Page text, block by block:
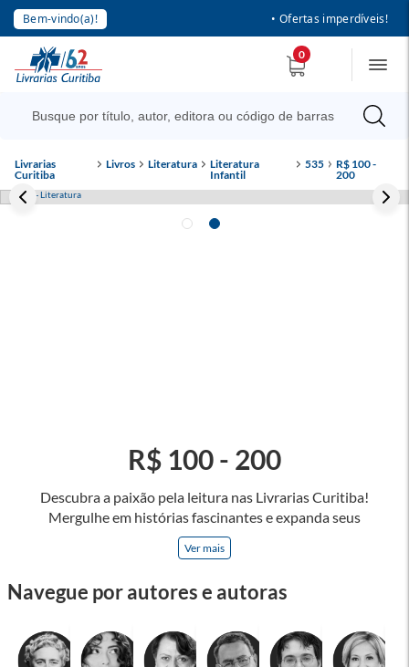
Bem-vindo(a)! • Ofertas imperdíveis!
0
Livrarias
Curitiba
Livros Literatura
Literatura
Infantil
535
R$ 100 -
200
Descubra a paixão pela leitura nas Livrarias Curitiba!
Mergulhe em histórias fascinantes e expanda seus
horizontes, onde cada página é uma porta para novos
universos e perspectivas. Ler nos permite viajar sem sair do
e tenha a oportunidade de alcançar o seu crescimento
passe um tempo no mundo da imaginação! A leitura
transforma vidas e estamos aqui para ajudar a transformar a
Ver mais
R$ 100 - 200
Navegue por autores e autoras